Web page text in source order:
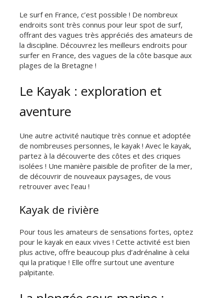
Le surf en France, c’est possible ! De nombreux
endroits sont très connus pour leur spot de surf,
offrant des vagues très appréciés des amateurs de
la discipline. Découvrez les meilleurs endroits pour
surfer en France, des vagues de la côte basque aux
plages de la Bretagne !
Le Kayak : exploration et
aventure
Une autre activité nautique très connue et adoptée
de nombreuses personnes, le kayak ! Avec le kayak,
partez à la découverte des côtes et des criques
isolées ! Une manière paisible de profiter de la mer,
de découvrir de nouveaux paysages, de vous
retrouver avec l’eau !
Kayak de rivière
Pour tous les amateurs de sensations fortes, optez
pour le kayak en eaux vives ! Cette activité est bien
plus active, offre beaucoup plus d’adrénaline à celui
qui la pratique ! Elle offre surtout une aventure
palpitante.